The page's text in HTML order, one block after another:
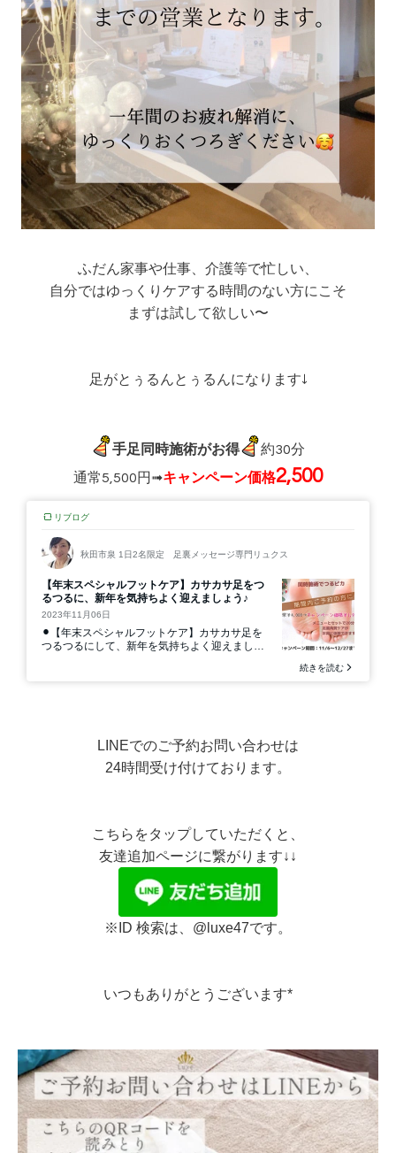
ふだん家事や仕事、介護等で忙しい、
自分ではゆっくりケアする時間のない方にこそ
まずは試して欲しい〜
足がとぅるんとぅるんになります↓
手足同時施術がお得
約30分
通常5,500円➟キャンペーン価格2,500
LINEでのご予約お問い合わせは
24時間受け付けております。
こちらをタップしていただくと、
友達追加ページに繋がります↓↓
※ID 検索は、@luxe47です。
いつもありがとうございます*